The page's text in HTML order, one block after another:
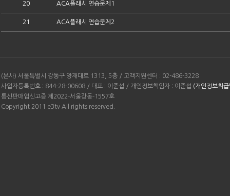
20 ACA플래시 연습문제1
21 ACA플래시 연습문제2
(본사) 서울특별시 강동구 양재대로 1313, 5층 / 고객지원센터 : 02-486-3228
사업자등록번호 : 844-28-00608 / 대표 : 이준섭 / 개인정보책임자 : 이준섭 (개인정보취
통신판매업신고증 제2022-서울강동-1557호
Copyright 2011 e3tv All rights reserved.